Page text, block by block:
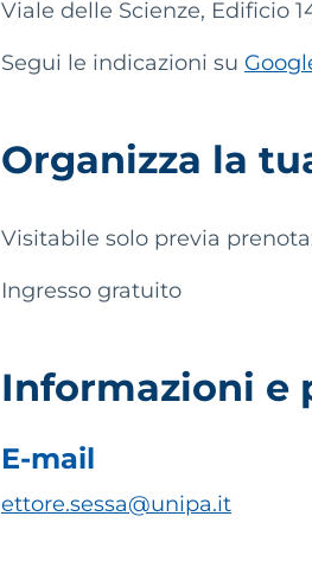
Viale delle Scienze, Edificio
Segui le indicazioni su
Organizza la
Visitabile solo previa
Ingresso gratuito
Informazioni e
E-mail
ettore.sessa@unipa.it